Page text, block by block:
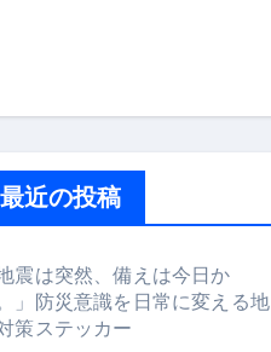
#全財産 #暗号資産
最近の投稿
地震は突然、備えは今日か
」防災意識を日常に変える地
策ステッカー